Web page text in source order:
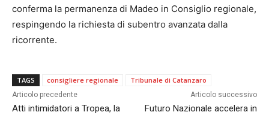
conferma la permanenza di Madeo in Consiglio regionale,
respingendo la richiesta di subentro avanzata dalla
ricorrente.
TAGS consigliere regionale Tribunale di Catanzaro
Articolo precedente
Atti intimidatori a Tropea, la
Articolo successivo
Futuro Nazionale accelera in